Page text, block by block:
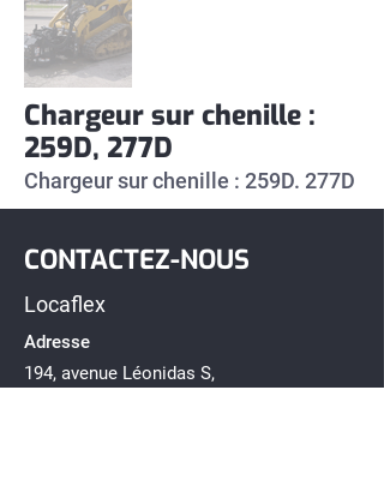
Chargeur sur chenille :
259D, 277D
Chargeur sur chenille : 259D. 277D
CONTACTEZ-NOUS
Locaflex
Adresse
194, avenue Léonidas S,